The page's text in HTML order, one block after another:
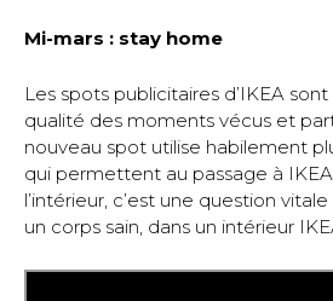
Mi-mars : stay home
Les spots publicitaires d’IKEA
qualité des moments vécus et
nouveau spot utilise habilement
qui permettent au passage à
l’intérieur, c’est une question
un corps sain, dans un intérieur